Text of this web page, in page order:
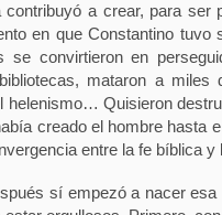
contribuyó a crear, para ser
en que Constantino tuvo
se convirtieron en
mataron a miles
helenismo… Quisieron
creado el hombre hasta
entre la fe bíblica y
sí empezó a nacer esa